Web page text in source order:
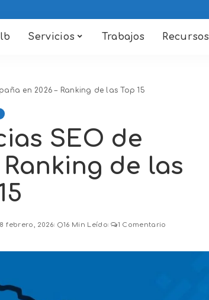
Servicios Trabajos Recursos
en 2026 – Ranking de las Top 15
SEO de
de las
febrero, 2026 16 Min Leído 1 Comentario